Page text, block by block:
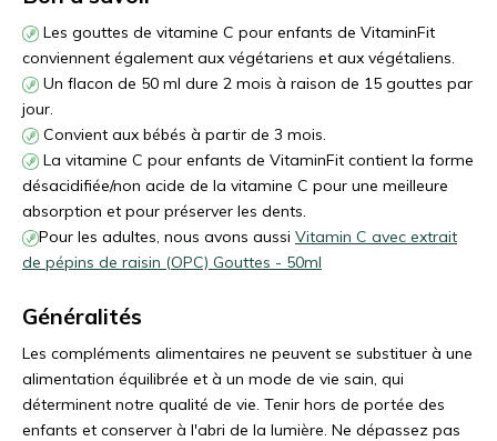
Les gouttes de vitamine C pour enfants de VitaminFit
conviennent également aux végétariens et aux végétaliens.
Un flacon de 50 ml dure 2 mois à raison de 15 gouttes par
jour.
Convient aux bébés à partir de 3 mois.
La vitamine C pour enfants de VitaminFit contient la forme
désacidifiée/non acide de la vitamine C pour une meilleure
absorption et pour préserver les dents.
Pour les adultes, nous avons aussi Vitamin C avec extrait
de pépins de raisin (OPC) Gouttes - 50ml
Généralités
Les compléments alimentaires ne peuvent se substituer à une
alimentation équilibrée et à un mode de vie sain, qui
déterminent notre qualité de vie. Tenir hors de portée des
enfants et conserver à l'abri de la lumière. Ne dépassez pas